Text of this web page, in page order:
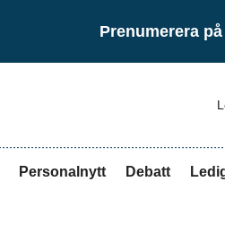
Prenumerera
Personalnytt Debatt